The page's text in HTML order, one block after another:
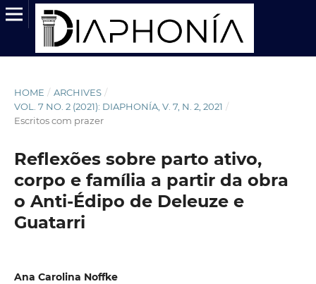
HOME / ARCHIVES /
VOL. 7 NO. 2 (2021): DIAPHONÍA, V. 7, N. 2, 2021 /
Escritos com prazer
Reflexões sobre parto ativo,
corpo e família a partir da obra
o Anti-Édipo de Deleuze e
Guatarri
Ana Carolina Noffke